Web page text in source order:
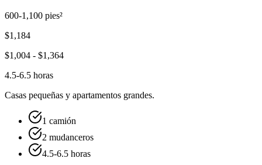
600-1,100 pies²
$1,184
$1,004 - $1,364
4.5-6.5 horas
Casas pequeñas y apartamentos grandes.
1 camión
2 mudanceros
4.5-6.5 horas